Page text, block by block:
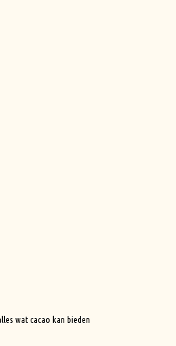
wat cacao kan bieden